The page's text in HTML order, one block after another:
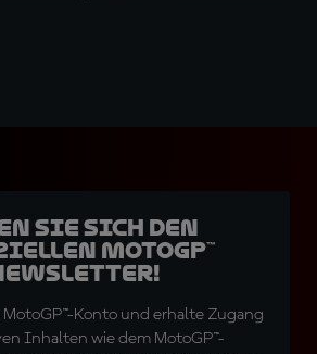
Sie sich den
MotoGP™
Konto und erhalte Zugang
Inhalten wie dem MotoGP™-